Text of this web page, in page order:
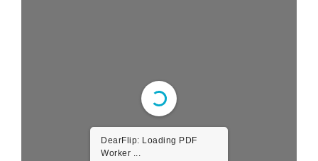
DearFlip: Loading PDF
Worker ...